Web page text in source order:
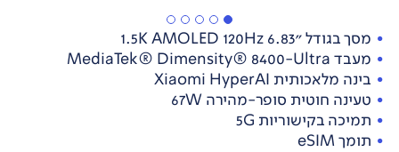
מסך בגודל "1.5K AMOLED 120Hz 6.83
מעבד MediaTek® Dimensity® 8400-Ultra
בינה מלאכותית Xiaomi HyperAI
טעינה חוטית סופר-מהירה 67W
תמיכה בקישוריות 5G
תומך eSIM